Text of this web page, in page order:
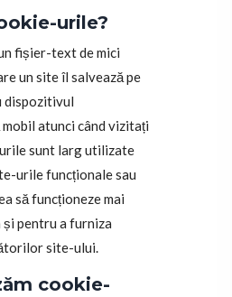
urile?
fișier-text de mici
un site îl salvează pe
dispozitivul
atunci când vizitați
sunt larg utilizate
urile funcționale sau
să funcționeze mai
și pentru a furniza
site-ului.
cookie-